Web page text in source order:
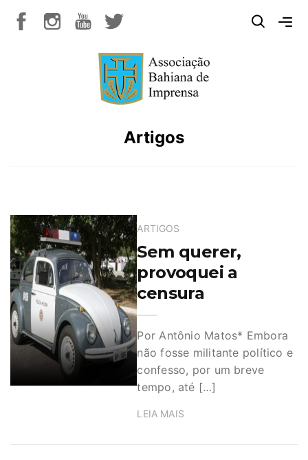
Artigos
ARTIGOS
Sem querer,
provoquei a
censura
Por Antônio Matos* Embora
não fosse militante político e
confesso, por um breve
tempo, até […]
LEIA MAIS